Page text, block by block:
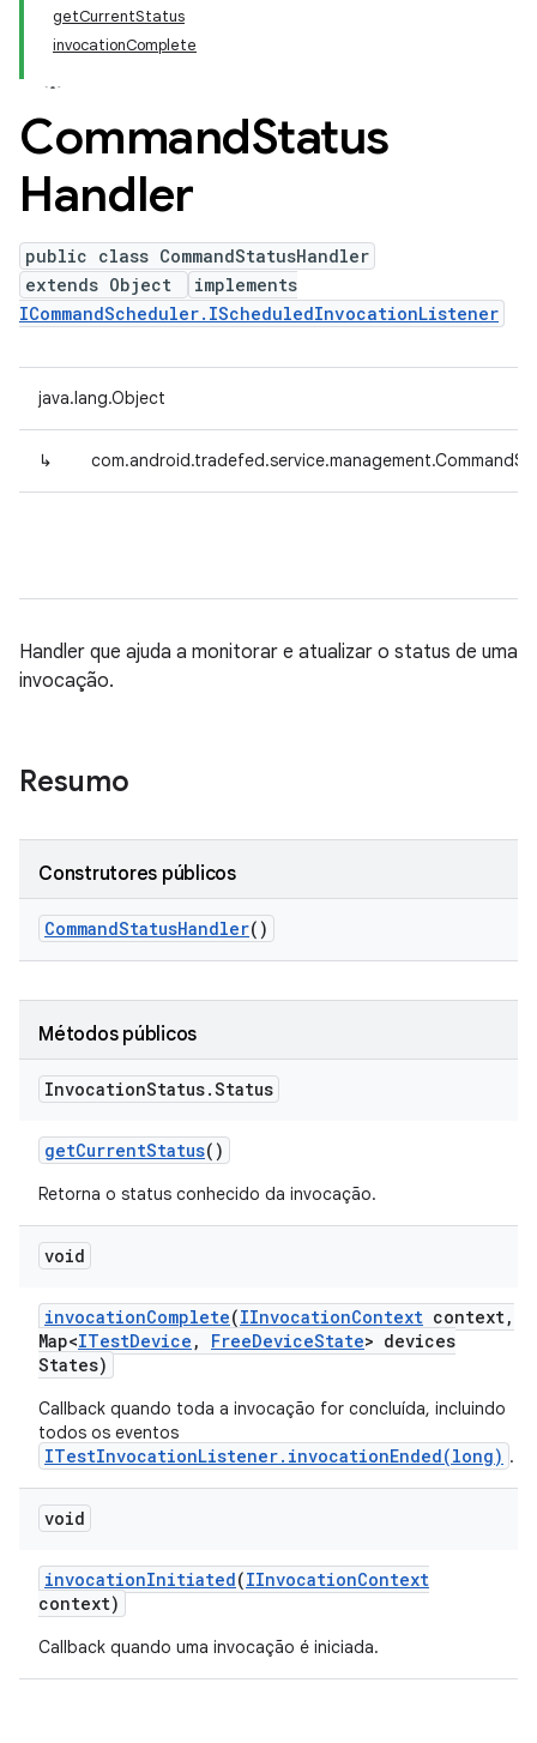
getCurrentStatus
invocationComplete
CommandStatus
Handler
public class CommandStatusHandler
extends Object
implements
ICommandScheduler.IScheduledInvocationListener
java.lang.Object
↳
Handler que ajuda a monitorar e atualizar o status de uma
invocação.
Resumo
Construtores públicos
CommandStatusHandler()
Métodos públicos
InvocationStatus.Status
getCurrentStatus()
Retorna o status conhecido da invocação.
void
invocationComplete(IInvocationContext context,
Map<ITestDevice , FreeDeviceState> devices
States)
Callback quando toda a invocação for concluída, incluindo
todos os eventos
ITestInvocationListener.invocationEnded(long) .
void
invocationInitiated(IInvocationContext
context)
Callback quando uma invocação é iniciada.